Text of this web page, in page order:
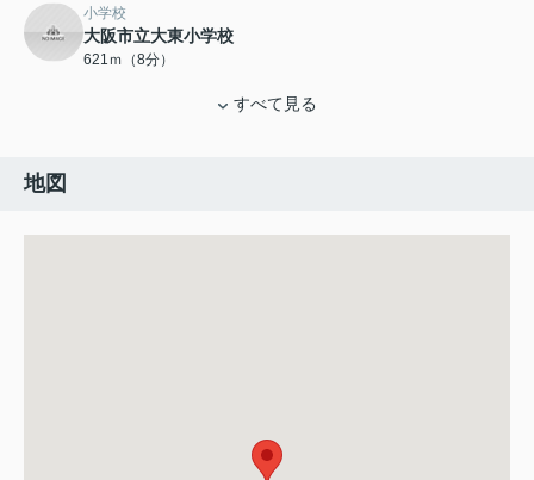
小学校
大阪市立大東小学校
621ｍ（8分）
すべて見る
地図